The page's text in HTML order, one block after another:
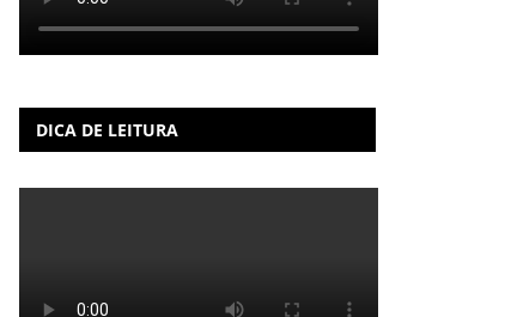
DICA DE LEITURA